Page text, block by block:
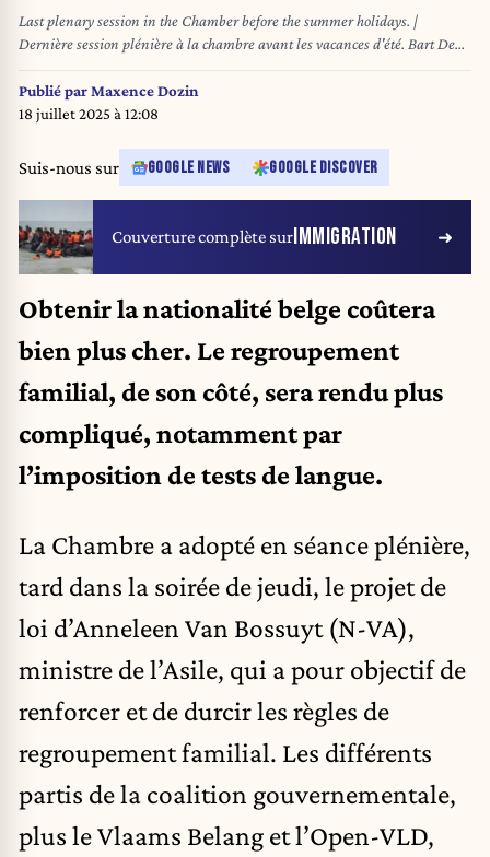
Last plenary session in the Chamber before the summer holidays. |
Dernière session plénière à la chambre avant les vacances d'été. Bart De
Wever 17/07/2025
Publié parMaxence Dozin
18 juillet 2025 à 12:08
Suis-nous sur GOOGLE NEWS GOOGLE DISCOVER
Couverture complète surIMMIGRATION
Obtenir la nationalité belge coûtera
bien plus cher. Le regroupement
familial, de son côté, sera rendu plus
compliqué, notamment par
l’imposition de tests de langue.
La Chambre a adopté en séance plénière,
tard dans la soirée de jeudi, le projet de
loi d’Anneleen Van Bossuyt (N-VA),
ministre de l’Asile, qui a pour objectif de
renforcer et de durcir les règles de
regroupement familial. Les différents
partis de la coalition gouvernementale,
plus le Vlaams Belang et l’Open-VLD,